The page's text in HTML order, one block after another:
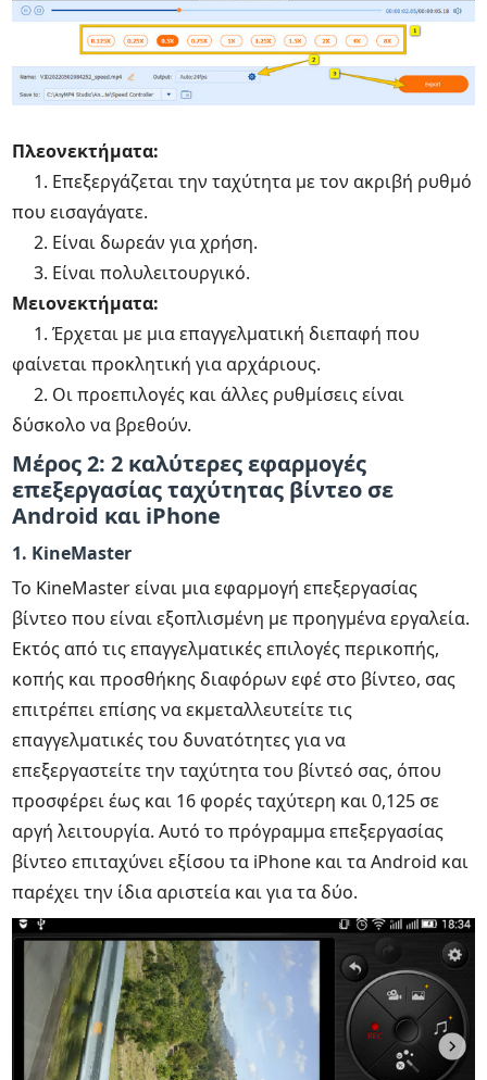
Πλεονεκτήματα:
1. Επεξεργάζεται την ταχύτητα με τον ακριβή ρυθμό
που εισαγάγατε.
2. Είναι δωρεάν για χρήση.
3. Είναι πολυλειτουργικό.
Μειονεκτήματα:
1. Έρχεται με μια επαγγελματική διεπαφή που
φαίνεται προκλητική για αρχάριους.
2. Οι προεπιλογές και άλλες ρυθμίσεις είναι
δύσκολο να βρεθούν.
Μέρος 2: 2 καλύτερες εφαρμογές
επεξεργασίας ταχύτητας βίντεο σε
Android και iPhone
1. KineMaster
Το KineMaster είναι μια εφαρμογή επεξεργασίας
βίντεο που είναι εξοπλισμένη με προηγμένα εργαλεία.
Εκτός από τις επαγγελματικές επιλογές περικοπής,
κοπής και προσθήκης διαφόρων εφέ στο βίντεο, σας
επιτρέπει επίσης να εκμεταλλευτείτε τις
επαγγελματικές του δυνατότητες για να
επεξεργαστείτε την ταχύτητα του βίντεό σας, όπου
προσφέρει έως και 16 φορές ταχύτερη και 0,125 σε
αργή λειτουργία. Αυτό το πρόγραμμα επεξεργασίας
βίντεο επιταχύνει εξίσου τα iPhone και τα Android και
παρέχει την ίδια αριστεία και για τα δύο.